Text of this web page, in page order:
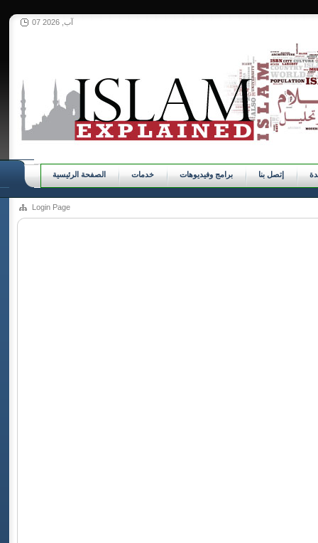
07 آب, 2026
الصفحة الرئيسية خدمات برامج وفيديوهات إتصل بنا
Login Page